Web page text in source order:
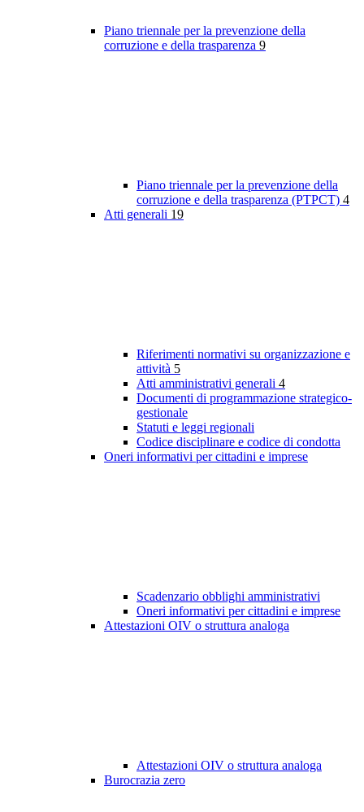
Piano triennale per la prevenzione della
corruzione e della trasparenza 9
Piano triennale per la prevenzione della
corruzione e della trasparenza (PTPCT) 4
Atti generali 19
Riferimenti normativi su organizzazione e
attività 5
Atti amministrativi generali 4
Documenti di programmazione strategico-
gestionale
Statuti e leggi regionali
Codice disciplinare e codice di condotta
Oneri informativi per cittadini e imprese
Scadenzario obblighi amministrativi
Oneri informativi per cittadini e imprese
Attestazioni OIV o struttura analoga
Attestazioni OIV o struttura analoga
Burocrazia zero